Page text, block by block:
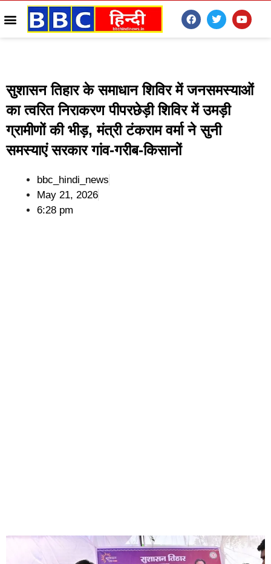
सुशासन तिहार के समाधान शिविर में जनसमस्याओं
का त्वरित निराकरण पीपरछेड़ी शिविर में उमड़ी
ग्रामीणों की भीड़, मंत्री टंकराम वर्मा ने सुनी
समस्याएं सरकार गांव-गरीब-किसानों
bbc_hindi_news
May 21, 2026
6:28 pm